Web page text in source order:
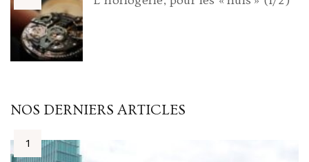
NOS DERNIERS ARTICLES